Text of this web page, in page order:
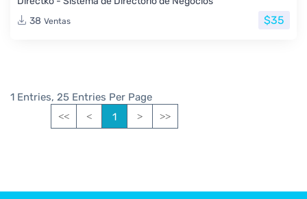
38 Ventas $35
1 Entries, 25 Entries Per Page
<< < 1 > >>